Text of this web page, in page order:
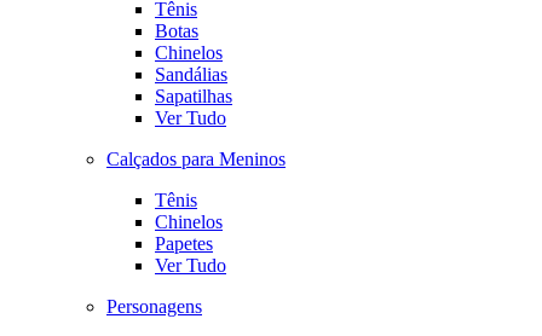
Tênis
Botas
Chinelos
Sandálias
Sapatilhas
Ver Tudo
Calçados para Meninos
Tênis
Chinelos
Papetes
Ver Tudo
Personagens